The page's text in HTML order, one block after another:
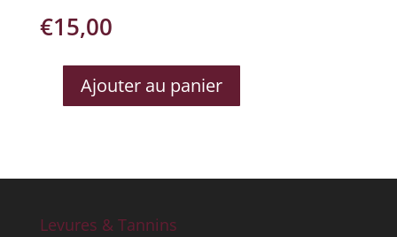
€15,00
QUANTITÉ
ROS?
PRADEL
Ajouter au panier
Levures & Tannins